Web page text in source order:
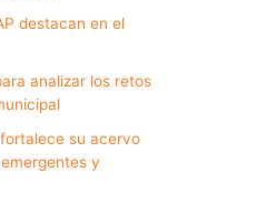
destacan en el
analizar los retos
su acervo
y